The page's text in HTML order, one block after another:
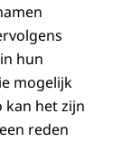
hun
mogelijk
kan het zijn
reden